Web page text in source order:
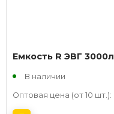
Емкость R ЭВГ 3000л
В наличии
Оптовая цена (от 10 шт.):